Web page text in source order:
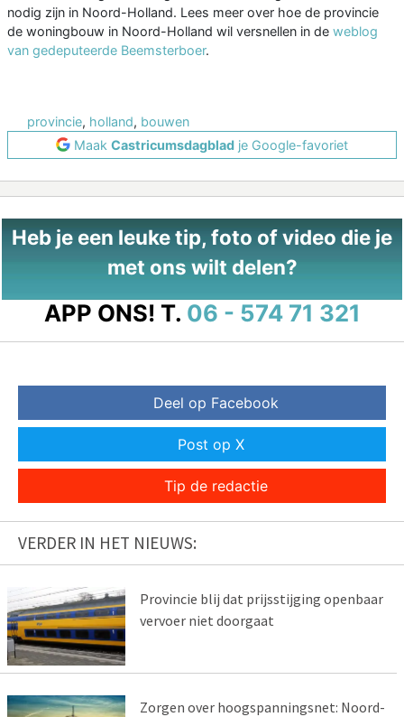
nodig zijn in Noord-Holland. Lees meer over hoe de provincie
de woningbouw in Noord-Holland wil versnellen in de weblog
van gedeputeerde Beemsterboer.
provincie, holland, bouwen
Maak Castricumsdagblad je Google-favoriet
Heb je een leuke tip, foto of video die je
met ons wilt delen?
APP ONS! T. 06 - 574 71 321
Deel op Facebook
Post op X
Tip de redactie
VERDER IN HET NIEUWS:
Provincie blij dat prijsstijging openbaar
vervoer niet doorgaat
Zorgen over hoogspanningsnet: Noord-